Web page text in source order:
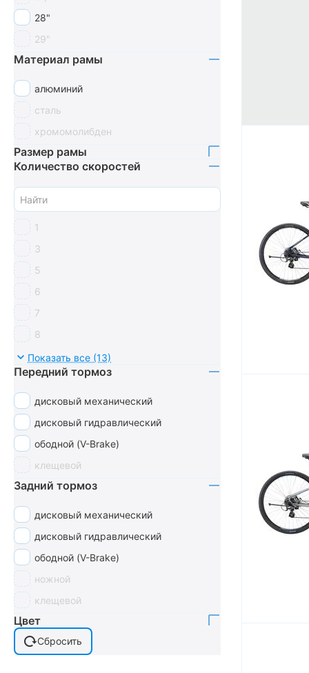
28"
29"
Материал рамы
алюминий
сталь
хромомолибден
Размер рамы
Количество скоростей
1
3
5
6
7
8
9
14
16
18
21
24
27
Показать все (13)
Передний тормоз
дисковый механический
дисковый гидравлический
ободной (V-Brake)
клещевой
Задний тормоз
дисковый механический
дисковый гидравлический
ободной (V-Brake)
ножной
клещевой
Цвет
Сбросить